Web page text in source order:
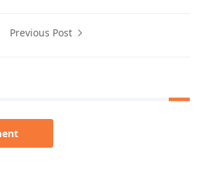
Previous Post